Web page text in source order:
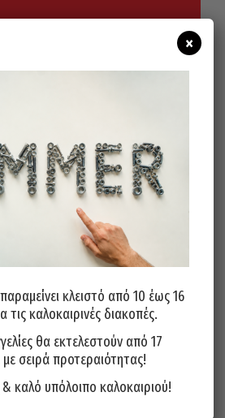
και η μορφή των
Τ5-BW)
Τ4-BW)
Τ4-BW)
Τ6-HZ)
κλειστό από 10 έως 16
τις καλοκαιρινές διακοπές.
θα εκτελεστούν από 17
σειρά προτεραιότητας!
καλό υπόλοιπο καλοκαιριού!
×